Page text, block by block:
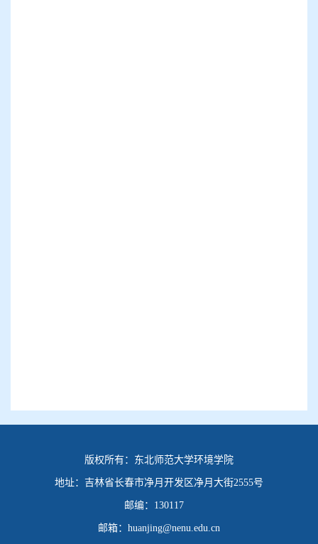
版权所有： 东北师范大学环境学院
地址： 吉林省长春市净月开发区净月大街2555号
邮编： 130117
邮箱： huanjing@nenu.edu.cn